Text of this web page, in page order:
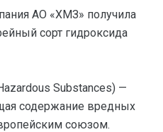
АО «ХМЗ» получила
сорт гидроксида
Substances) —
содержание вредных
союзом.